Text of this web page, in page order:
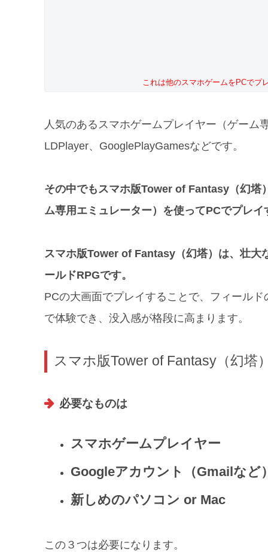
これは他のスマホゲームをPCでプ
人気のあるスマホゲームプレイヤー（ゲー
LDPlayer、GooglePlayGamesなどです。
その中でもスマホ版Tower of Fantasy（幻塔
ム専用エミュレーター）を使ってPCでプレ
スマホ版Tower of Fantasy（幻塔）は、壮大
ールドRPGです。
PCの大画面でプレイすることで、フィール
で体験でき、没入感が格段に高まります。
スマホ版Tower of Fantasy（幻塔
必要なものは
スマホゲームプレイヤー
Googleアカウント（Gmailなど
新しめのパソコン or Mac
この３つは必要になります。